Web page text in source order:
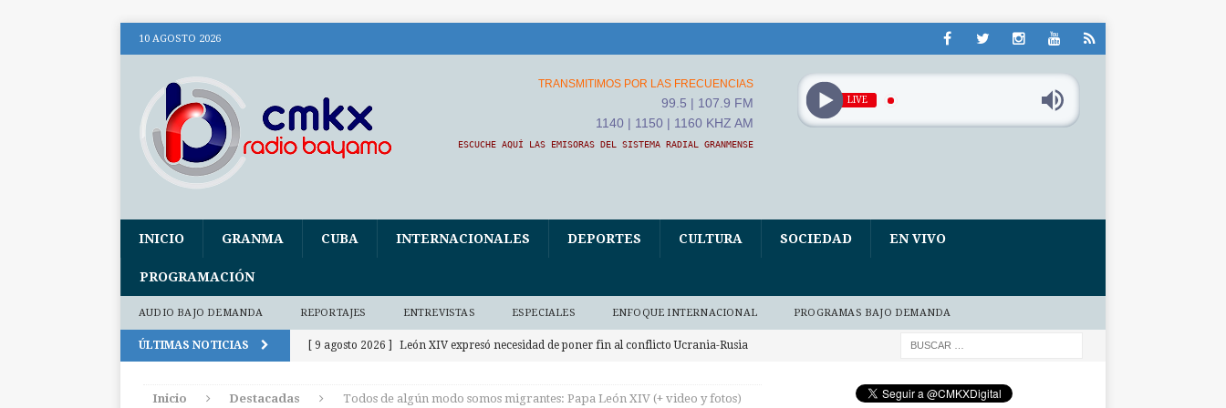
10 AGOSTO 2026
TRANSMITIMOS POR LAS FRECUENCIAS
99.5 | 107.9 FM
1140 | 1150 | 1160 KHZ AM
ESCUCHE AQUÍ LAS EMISORAS DEL SISTEMA RADIAL GRANMENSE
LIVE
INICIO GRANMA CUBA INTERNACIONALES DEPORTES CULTURA SOCIEDAD EN VIVO
PROGRAMACIÓN
AUDIO BAJO DEMANDA REPORTAJES ENTREVISTAS ESPECIALES ENFOQUE INTERNACIONAL PROGRAMAS BAJO DEMANDA
ÚLTIMAS NOTICIAS [ 9 agosto 2026 ] León XIV expresó necesidad de poner fin al conflicto Ucrania-Rusia
Inicio Destacadas Todos de algún modo somos migrantes: Papa León XIV (+ video y fotos)